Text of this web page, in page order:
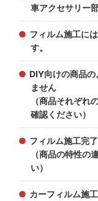
車アクセサリー
フィルム施工に
す。
DIY向けの商品
ません
（商品それぞれ
確認ください）
フィルム施工完
（商品の特性の
い）
カーフィルム施